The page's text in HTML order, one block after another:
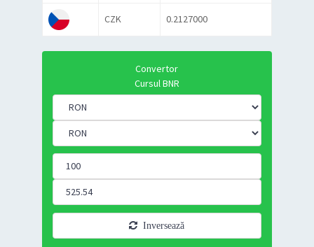
CZK 0.2127000
Convertor
Cursul BNR
Inversează